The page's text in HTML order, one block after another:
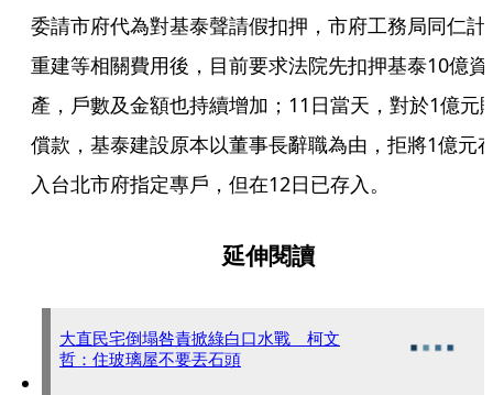
委請市府代為對基泰聲請假扣押，市府工務局同仁計
重建等相關費用後，目前要求法院先扣押基泰10億資
產，戶數及金額也持續增加；11日當天，對於1億元
償款，基泰建設原本以董事長辭職為由，拒將1億元
入台北市府指定專戶，但在12日已存入。
延伸閱讀
大直民宅倒塌咎責掀綠白口水戰 柯文
哲：住玻璃屋不要丟石頭